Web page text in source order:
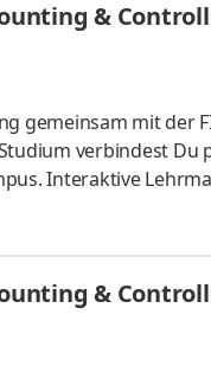
&
gemeinsam mit der
verbindest
Interaktive
GmbH steht
und unserem
&